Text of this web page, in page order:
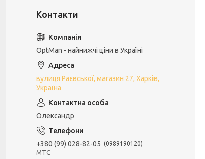
OptMan - найнижчі ціни в Україні
вулиця Раєвської, магазин 27, Харків,
Україна
Олександр
+380 (99) 028-82-05 0989190120
МТС